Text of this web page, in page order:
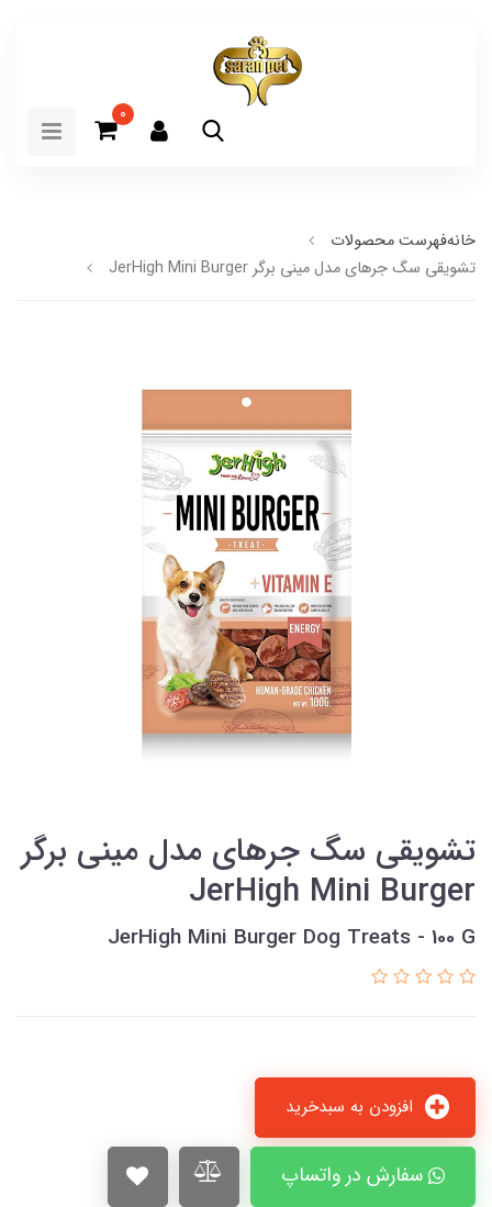
0
خانهفهرست محصولات
تشویقی سگ جرهای مدل مینی برگر JerHigh Mini Burger
تشویقی سگ جرهای مدل مینی برگر
JerHigh Mini Burger
JerHigh Mini Burger Dog Treats - 100 G
سفارش در واتساپ